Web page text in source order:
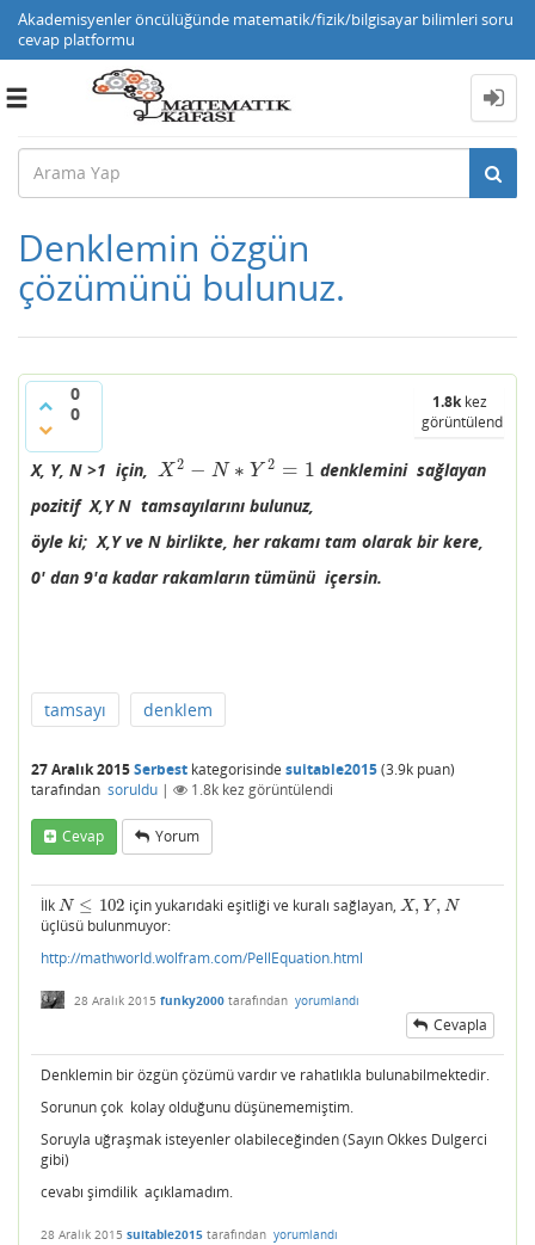
Akademisyenler öncülüğünde matematik/fizik/bilgisayar bilimleri soru
cevap platformu
Toggle
Denklemin özgün
çözümünü bulunuz.
0
0
1.8kkez
görüntülendi
X, Y, N >1 için, X 2 − N ∗ Y 2 = 1
X2− N∗Y2 =1
denklemini sağlayan
pozitif X,Y N tamsayılarını bulunuz,
öyle ki; X,Y ve N birlikte, her rakamı tam olarak bir kere,
0' dan 9'a kadar rakamların tümünü içersin.
tamsayı denklem
27 Aralık 2015Serbest kategorisinde suitable2015(3.9k puan)
tarafından soruldu | 1.8k kez görüntülendi
Cevap Yorum
İlk N ≤ 102
N≤ 102 için yukarıdaki eşitliği ve kuralı sağlayan, X, Y, N
X,Y N
üçlüsü bulunmuyor:
http://mathworld.wolfram.com/PellEquation.html
28 Aralık 2015 funky2000 tarafından yorumlandı
Cevapla
Denklemin bir özgün çözümü vardır ve rahatlıkla bulunabilmektedir.
Sorunun çok kolay olduğunu düşünememiştim.
Soruyla uğraşmak isteyenler olabileceğinden (Sayın Okkes Dulgerci
gibi)
cevabı şimdilik açıklamadım.
28 Aralık 2015 suitable2015 tarafından yorumlandı